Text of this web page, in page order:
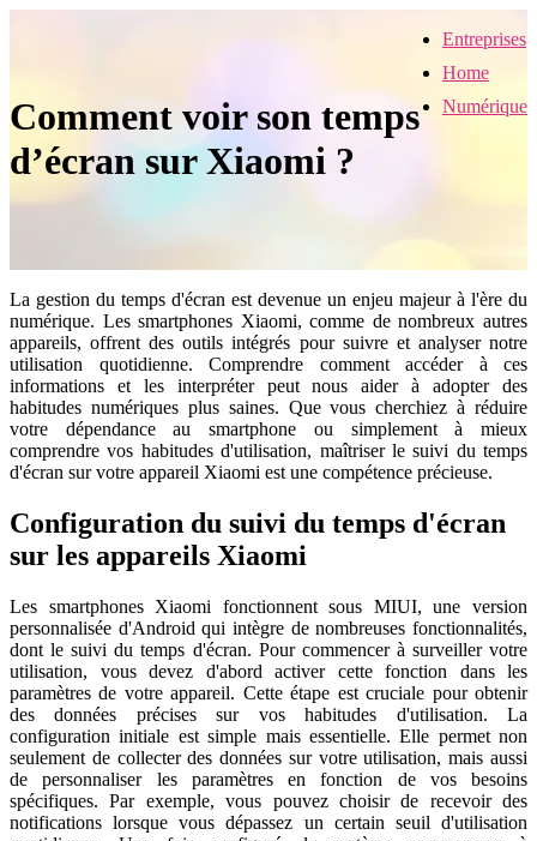
Entreprises
Home
Numérique
Comment voir son temps
d’écran sur Xiaomi ?
La gestion du temps d'écran est devenue un enjeu majeur à l'ère du
numérique. Les smartphones Xiaomi, comme de nombreux autres
appareils, offrent des outils intégrés pour suivre et analyser notre
utilisation quotidienne. Comprendre comment accéder à ces
informations et les interpréter peut nous aider à adopter des
habitudes numériques plus saines. Que vous cherchiez à réduire
votre dépendance au smartphone ou simplement à mieux
comprendre vos habitudes d'utilisation, maîtriser le suivi du temps
d'écran sur votre appareil Xiaomi est une compétence précieuse.
Configuration du suivi du temps d'écran
sur les appareils Xiaomi
Les smartphones Xiaomi fonctionnent sous MIUI, une version
personnalisée d'Android qui intègre de nombreuses fonctionnalités,
dont le suivi du temps d'écran. Pour commencer à surveiller votre
utilisation, vous devez d'abord activer cette fonction dans les
paramètres de votre appareil. Cette étape est cruciale pour obtenir
des données précises sur vos habitudes d'utilisation. La
configuration initiale est simple mais essentielle. Elle permet non
seulement de collecter des données sur votre utilisation, mais aussi
de personnaliser les paramètres en fonction de vos besoins
spécifiques. Par exemple, vous pouvez choisir de recevoir des
notifications lorsque vous dépassez un certain seuil d'utilisation